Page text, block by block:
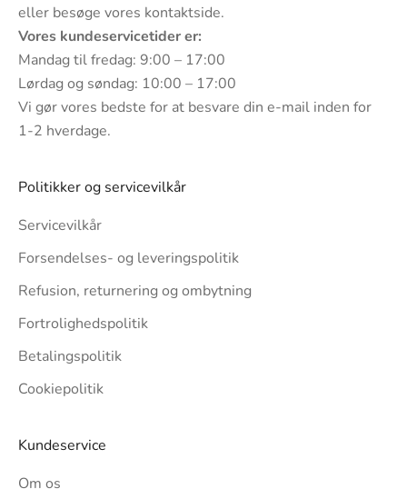
eller besøge vores kontaktside.
Vores kundeservicetider er:
Mandag til fredag: 9:00 – 17:00
Lørdag og søndag: 10:00 – 17:00
Vi gør vores bedste for at besvare din e-mail inden for
1-2 hverdage.
Politikker og servicevilkår
Servicevilkår
Forsendelses- og leveringspolitik
Refusion, returnering og ombytning
Fortrolighedspolitik
Betalingspolitik
Cookiepolitik
Kundeservice
Om os